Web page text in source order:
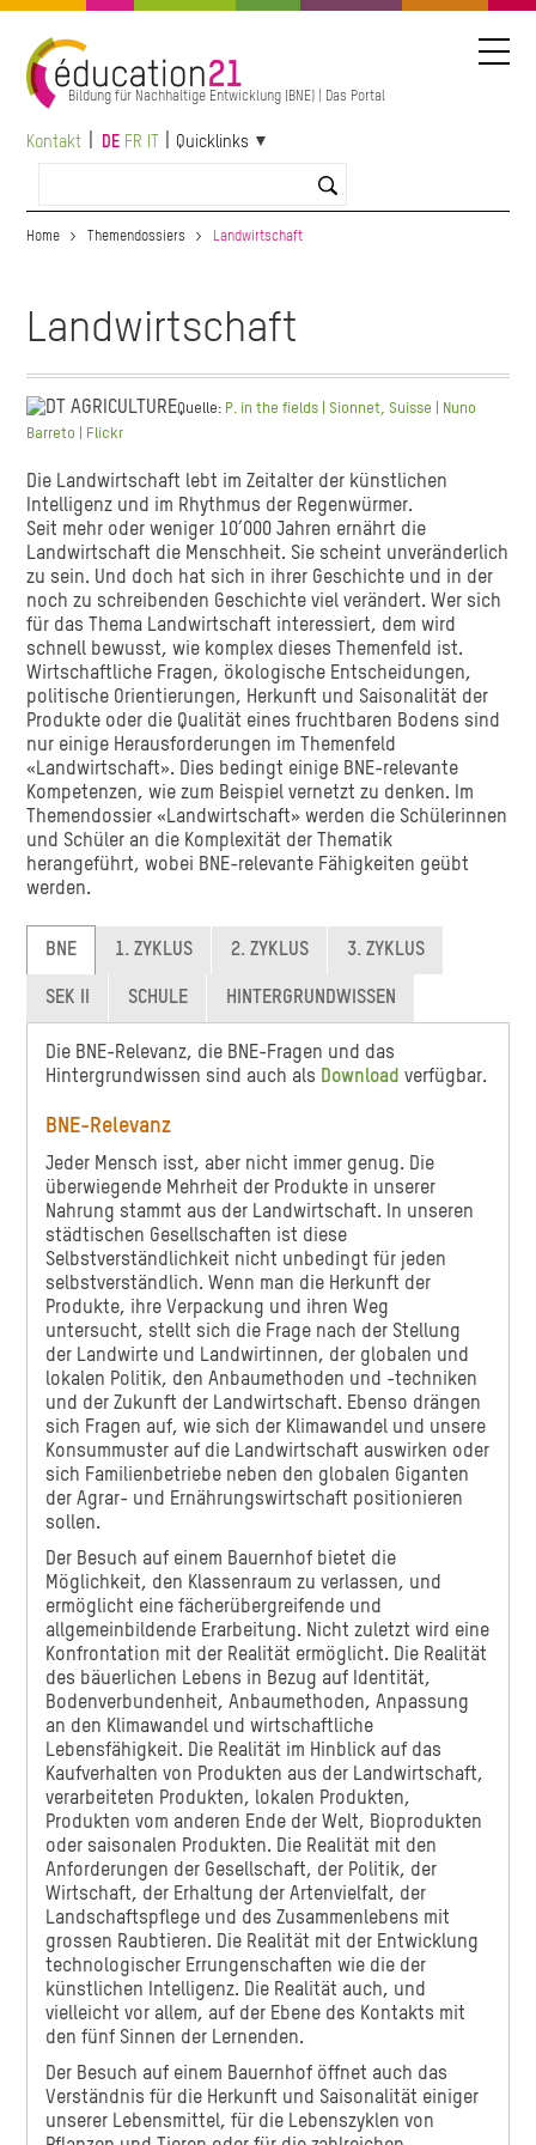
Direkt
Inhalt
Bildung für Nachhaltige Entwicklung (BNE) | Das Portal
Kontakt DE FR Quicklinks
Home Themendossiers Landwirtschaft
Landwirtschaft
Quelle: P. in the fields | Sionnet, Suisse | Nuno
Barreto | Flickr
Die Landwirtschaft lebt im Zeitalter der künstlichen
Intelligenz und im Rhythmus der Regenwürmer.
Seit mehr oder weniger 10’000 Jahren ernährt die
Landwirtschaft die Menschheit. Sie scheint unveränderlich
zu sein. Und doch hat sich in ihrer Geschichte und in der
noch zu schreibenden Geschichte viel verändert. Wer sich
für das Thema Landwirtschaft interessiert, dem wird
schnell bewusst, wie komplex dieses Themenfeld ist.
Wirtschaftliche Fragen, ökologische Entscheidungen,
politische Orientierungen, Herkunft und Saisonalität der
Produkte oder die Qualität eines fruchtbaren Bodens sind
nur einige Herausforderungen im Themenfeld
«Landwirtschaft». Dies bedingt einige BNE-relevante
Kompetenzen, wie zum Beispiel vernetzt zu denken. Im
Themendossier «Landwirtschaft» werden die Schülerinnen
und Schüler an die Komplexität der Thematik
herangeführt, wobei BNE-relevante Fähigkeiten geübt
werden.
BNE 1. ZYKLUS 2. ZYKLUS 3. ZYKLUS
SEK II SCHULE HINTERGRUNDWISSEN
Die BNE-Relevanz, die BNE-Fragen und das
Hintergrundwissen sind auch als Download verfügbar.
BNE-Relevanz
Jeder Mensch isst, aber nicht immer genug. Die
überwiegende Mehrheit der Produkte in unserer
Nahrung stammt aus der Landwirtschaft. In unseren
städtischen Gesellschaften ist diese
Selbstverständlichkeit nicht unbedingt für jeden
selbstverständlich. Wenn man die Herkunft der
Produkte, ihre Verpackung und ihren Weg
untersucht, stellt sich die Frage nach der Stellung
der Landwirte und Landwirtinnen, der globalen und
lokalen Politik, den Anbaumethoden und -techniken
und der Zukunft der Landwirtschaft. Ebenso drängen
sich Fragen auf, wie sich der Klimawandel und unsere
Konsummuster auf die Landwirtschaft auswirken oder
sich Familienbetriebe neben den globalen Giganten
der Agrar- und Ernährungswirtschaft positionieren
sollen.
Der Besuch auf einem Bauernhof bietet die
Möglichkeit, den Klassenraum zu verlassen, und
ermöglicht eine fächerübergreifende und
allgemeinbildende Erarbeitung. Nicht zuletzt wird eine
Konfrontation mit der Realität ermöglicht. Die Realität
des bäuerlichen Lebens in Bezug auf Identität,
Bodenverbundenheit, Anbaumethoden, Anpassung
an den Klimawandel und wirtschaftliche
Lebensfähigkeit. Die Realität im Hinblick auf das
Kaufverhalten von Produkten aus der Landwirtschaft,
verarbeiteten Produkten, lokalen Produkten,
Produkten vom anderen Ende der Welt, Bioprodukten
oder saisonalen Produkten. Die Realität mit den
Anforderungen der Gesellschaft, der Politik, der
Wirtschaft, der Erhaltung der Artenvielfalt, der
Landschaftspflege und des Zusammenlebens mit
grossen Raubtieren. Die Realität mit der Entwicklung
technologischer Errungenschaften wie die der
künstlichen Intelligenz. Die Realität auch, und
vielleicht vor allem, auf der Ebene des Kontakts mit
den fünf Sinnen der Lernenden.
Der Besuch auf einem Bauernhof öffnet auch das
Verständnis für die Herkunft und Saisonalität einiger
unserer Lebensmittel, für die Lebenszyklen von